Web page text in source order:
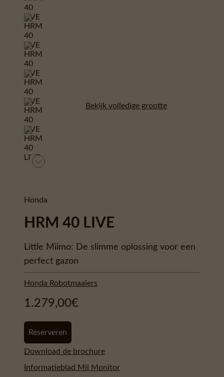
Bekijk volledige grootte
Honda
HRM 40 LIVE
Little Miimo: De slimme oplossing voor een
perfect gazon
Honda Robotmaaiers
1.279,00€
Reserveren
Download de brochure
Informatieblad Mii Monitor